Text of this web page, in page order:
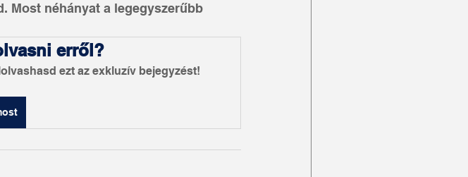
Most néhányat a legegyszerűbb
erről?
ezt az exkluzív bejegyzést!